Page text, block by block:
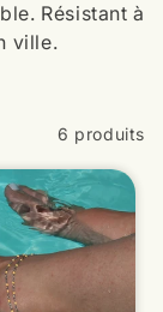
Résistant à
ville.
6 produits